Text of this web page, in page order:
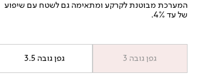
המערכת מבוטנת לקרקע ומתאימה גם לשטח עם שיפוע
של עד 4%.
גפן גובה 3 גפן גובה 3.5